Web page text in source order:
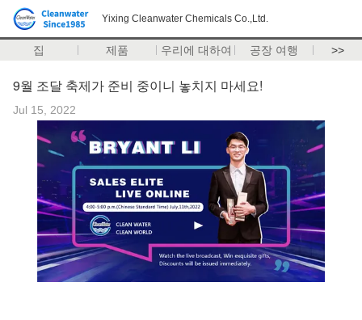
Yixing Cleanwater Chemicals Co.,Ltd.
집 제품 우리에 대하여 공장 여행 >>
9월 조달 축제가 준비 중이니 놓치지 마세요!
Jul 15, 2022